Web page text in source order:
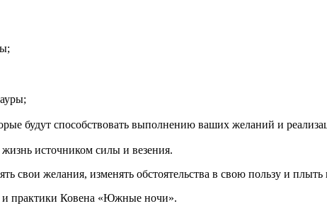
будут способствовать выполнению ваших желаний и
источником силы и везения.
желания, изменять обстоятельства в свою пользу и плыть
и практики Ковена «Южные ночи».